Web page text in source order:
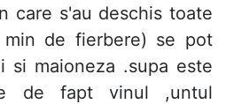
care s'au deschis toate
min de fierbere) se pot
si maioneza .supa este
de fapt vinul ,untul